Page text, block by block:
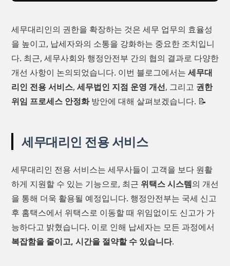
세무대리인의 권한을 확장하는 것은 세무 업무의 효율성
을 높이고, 납세자와의 소통을 강화하는 중요한 조치입니
다. 최근, 세무사회와 행정안전부 간의 협의 결과로 다양한
개선 사항이 논의되었습니다. 이번 블로그에서는 세무대
리인 전용 서비스, 세무법인 지점 운영 개선, 그리고 권한
위임 프로세스 안정화방안에 대해 살펴보겠습니다. 📝
세무대리인 전용 서비스
세무대리인 전용 서비스는 세무사들이 고객을 보다 원활
하게 지원할 수 있는 기능으로, 최근 위택스 시스템의 개선
을 통해 더욱 활용될 예정입니다. 행정안전부는 국세 신고
후 홈택스에서 위택스로 이동할 때 위임없이도 신고가 가
능하다고 밝혔습니다. 이로 인해 납세자는 모든 과정에서
복잡함을 줄이고, 시간을 절약할 수 있습니다.